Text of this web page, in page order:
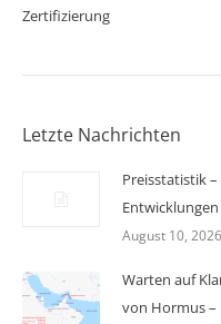
Zertifizierung
Letzte Nachrichten
Preisstatistik
August 10, 2026
Warten auf
von Hormus –